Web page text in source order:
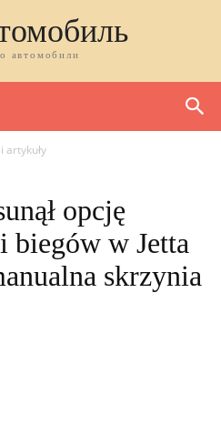
автомобили
artykuły
opcję
biegów w Jetta
skrzynia